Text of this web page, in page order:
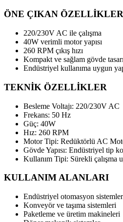
ÖNE ÇIKAN ÖZELLİKLER
220/230V AC ile çalışma
40W verimli motor yapısı
260 RPM çıkış hızı
Kompakt ve sağlam gövde
Endüstriyel kullanıma uygun
TEKNİK ÖZELLİKLER
Besleme Voltajı: 220/230V AC
Frekans: 50 Hz
Güç: 40W
Hız: 260 RPM
Motor Tipi: Redüktörlü AC
Gövde Yapısı: Endüstriyel tip
Kullanım Tipi: Sürekli çalışma
KULLANIM ALANLARI
Endüstriyel otomasyon
Konveyör ve taşıma sistemleri
Paketleme ve üretim makineleri